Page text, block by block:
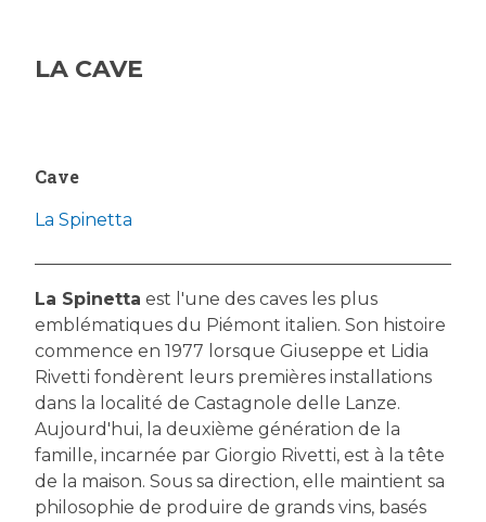
LA CAVE
Cave
La Spinetta
La Spinetta est l'une des caves les plus
emblématiques du Piémont italien. Son histoire
commence en 1977 lorsque Giuseppe et Lidia
Rivetti fondèrent leurs premières installations
dans la localité de Castagnole delle Lanze.
Aujourd'hui, la deuxième génération de la
famille, incarnée par Giorgio Rivetti, est à la tête
de la maison. Sous sa direction, elle maintient sa
philosophie de produire de grands vins, basés